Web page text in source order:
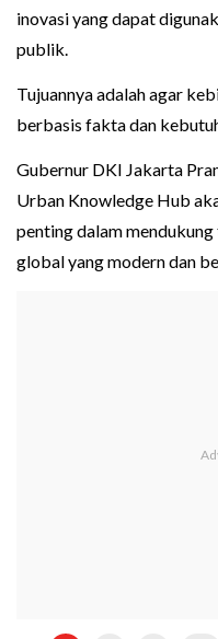
inovasi yang dapat
publik.
Tujuannya adalah agar
berbasis fakta dan
Gubernur DKI Jakarta
Urban Knowledge Hub
penting dalam
global yang modern dan